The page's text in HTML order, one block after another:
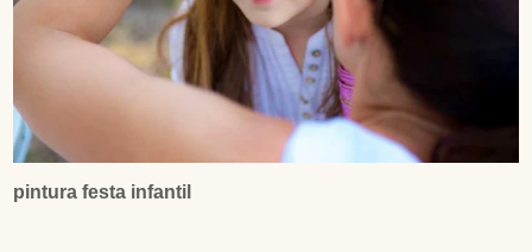
pintura festa infantil